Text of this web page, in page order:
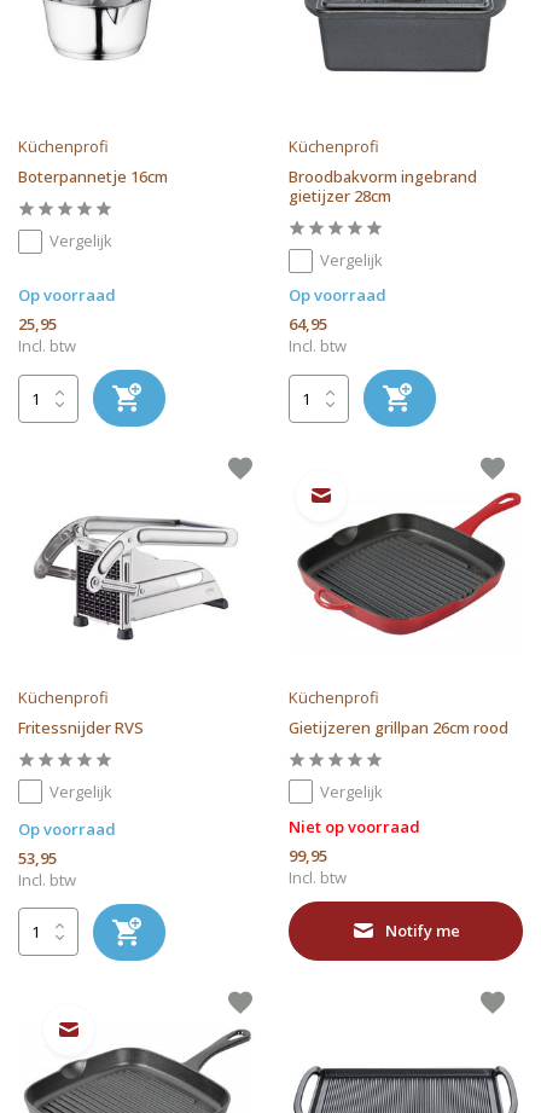
Küchenprofi
Boterpannetje 16cm
Vergelijk
Op voorraad
25,95
Incl. btw
Küchenprofi
Broodbakvorm ingebrand
gietijzer 28cm
Vergelijk
Op voorraad
64,95
Incl. btw
Küchenprofi
Fritessnijder RVS
Vergelijk
Op voorraad
53,95
Incl. btw
Küchenprofi
Gietijzeren grillpan 26cm rood
Vergelijk
Niet op voorraad
99,95
Incl. btw
Notify me